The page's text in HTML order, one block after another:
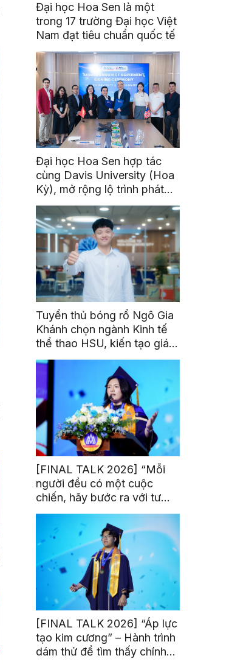
Đại học Hoa Sen là một
trong 17 trường Đại học Việt
Nam đạt tiêu chuẩn quốc tế
Đại học Hoa Sen hợp tác
cùng Davis University (Hoa
Kỳ), mở rộng lộ trình phát
triển toàn cầu cho sinh viên
Tuyển thủ bóng rổ Ngô Gia
Khánh chọn ngành Kinh tế
thể thao HSU, kiến tạo giá
trị từ đam mê thể thao
[FINAL TALK 2026] “Mỗi
người đều có một cuộc
chiến, hãy bước ra với tư
thế của người chiến thắng”
[FINAL TALK 2026] “Áp lực
tạo kim cương” – Hành trình
dám thử để tìm thấy chính